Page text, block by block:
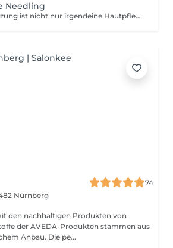
Needling
Diese Zusammensetzung ist nicht nur irgendeine Hautpflegeformel. Es ist eine revolutionäre Mischung aus NCTC135, die deine Haut auf das nächste Level hebt. Von der Revitalisierung bis zur Zellernährung diese Formel ist der Schlüssel zur Verjüngung deiner Haut. NCTC135: Ein Power-Mix aus 4 Mineralien, 23 Aminosäuren, 18 Vitaminen, 6 Co-Enzymen, 5 Nukleinsäuren und 2 Reduktionsmitteln
74
Nürnberg
den nachhaltigen Produkten von
der AVEDA-Produkten stammen aus
Anbau. Die pe...